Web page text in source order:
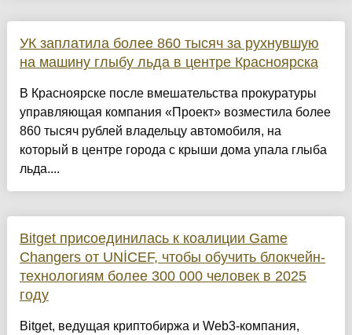
УК заплатила более 860 тысяч за рухнувшую
на машину глыбу льда в центре Красноярска
В Красноярске после вмешательства прокуратуры
управляющая компания «Проект» возместила более
860 тысяч рублей владельцу автомобиля, на
который в центре города с крыши дома упала глыба
льда....
Bitget присоединилась к коалиции Game
Changers от UNİCEF, чтобы обучить блокчейн-
технологиям более 300 000 человек в 2025
году
Bitget, ведущая криптобиржа и Web3-компания,